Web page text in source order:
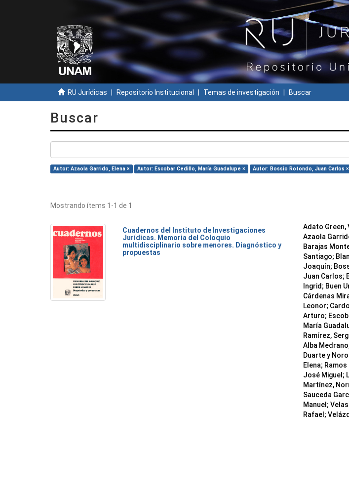
RU Jurídicas Repositorio Institucional Temas de investigación Buscar
Buscar
Autor: Azaola Garrido, Elena × Autor: Escobar Cedillo, María Guadalupe × Autor: Bossio Rotondo, Juan Carlos ×
Mostrando ítems 1-1 de 1
Cuadernos del Instituto de Investigaciones
Jurídicas. Memoria del Coloquio
multidisciplinario sobre menores. Diagnóstico y
propuestas
Adato Green,
Azaola
Barajas
Santiago;
Joaquín;
Juan Carlos;
Ingrid; Buen
Cárdenas
Leonor;
Arturo;
María
Ramírez,
Alba
Duarte y
Elena;
José Miguel;
Martínez,
Sauceda
Manuel;
Rafael;